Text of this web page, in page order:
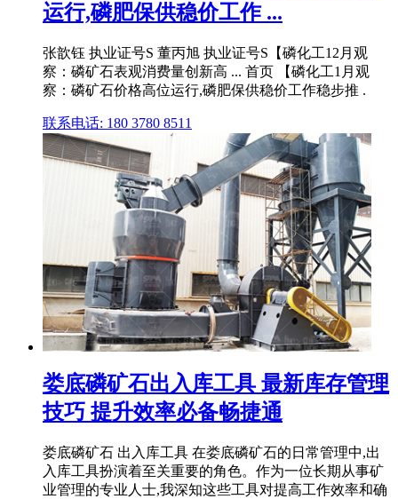
运行,磷肥保供稳价工作 ...
张歆钰 执业证号S 董丙旭 执业证号S【磷化工12月观
察：磷矿石表观消费量创新高 ... 首页 【磷化工1月观
察：磷矿石价格高位运行,磷肥保供稳价工作稳步推 .
联系电话: 180 3780 8511
娄底磷矿石出入库工具 最新库存管理
技巧 提升效率必备畅捷通
娄底磷矿石 出入库工具 在娄底磷矿石的日常管理中,出
入库工具扮演着至关重要的角色。作为一位长期从事矿
业管理的专业人士,我深知这些工具对提高工作效率和确